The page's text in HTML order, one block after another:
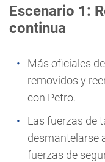
Escenario 1:
continua
Más oficiales
removidos y
con Petro.
Las fuerzas de
desmantelarse
fuerzas de